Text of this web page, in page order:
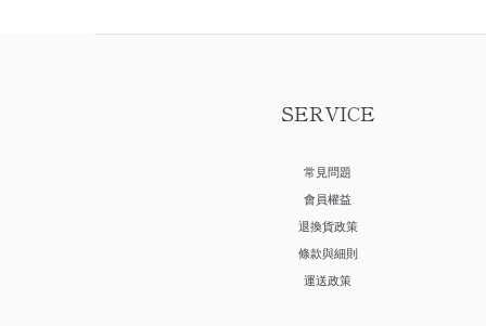
SERVICE
常見問題
會員權益
退換貨政策
條款與細則
運送政策